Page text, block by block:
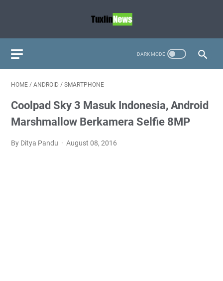
HOME / ANDROID / SMARTPHONE
Coolpad Sky 3 Masuk Indonesia, Android
Marshmallow Berkamera Selfie 8MP
By Ditya Pandu August 08, 2016